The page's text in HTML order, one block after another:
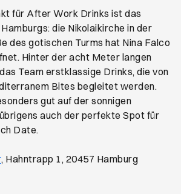
für After Work Drinks ist das
die Nikolaikirche in der
des gotischen Turms hat Nina Falco
Hinter der acht Meter langen
Team erstklassige Drinks, die von
Bites begleitet werden.
gut auf der sonnigen
auch der perfekte Spot für
Date.
Öffnet ein neues Browser-Tab
, Hahntrapp 1, 20457 Hamburg